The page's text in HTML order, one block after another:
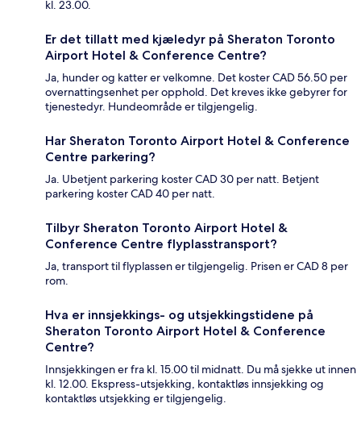
kl. 23.00.
Er det tillatt med kjæledyr på Sheraton Toronto
Airport Hotel & Conference Centre?
Ja, hunder og katter er velkomne. Det koster CAD 56.50 per
overnattingsenhet per opphold. Det kreves ikke gebyrer for
tjenestedyr. Hundeområde er tilgjengelig.
Har Sheraton Toronto Airport Hotel & Conference
Centre parkering?
Ja. Ubetjent parkering koster CAD 30 per natt. Betjent
parkering koster CAD 40 per natt.
Tilbyr Sheraton Toronto Airport Hotel &
Conference Centre flyplasstransport?
Ja, transport til flyplassen er tilgjengelig. Prisen er CAD 8 per
rom.
Hva er innsjekkings- og utsjekkingstidene på
Sheraton Toronto Airport Hotel & Conference
Centre?
Innsjekkingen er fra kl. 15.00 til midnatt. Du må sjekke ut innen
kl. 12.00. Ekspress-utsjekking, kontaktløs innsjekking og
kontaktløs utsjekking er tilgjengelig.